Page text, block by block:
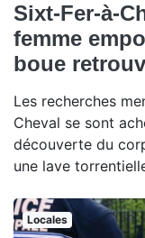
Sixt-Fer-à-
femme
boue
Les recherches
Cheval se sont
découverte du
une lave
Locales